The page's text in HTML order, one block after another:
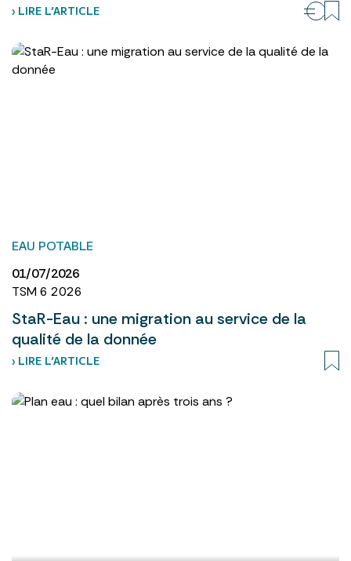
› LIRE L’ARTICLE
EAU POTABLE
01/07/2026
TSM 6 2026
StaR-Eau : une migration au service de la
qualité de la donnée
› LIRE L’ARTICLE